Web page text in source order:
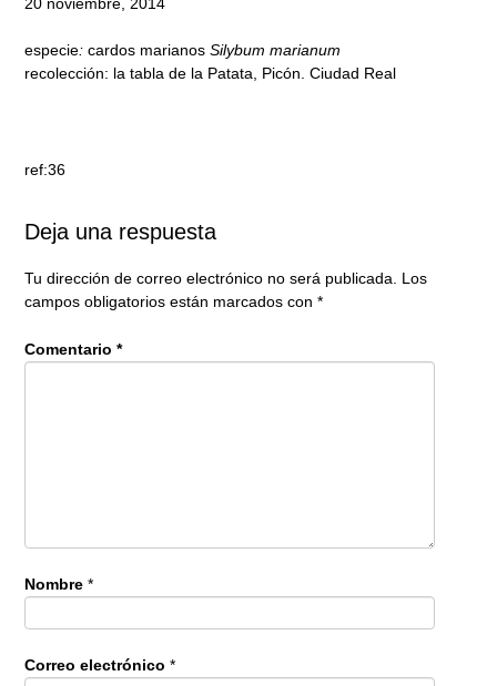
20 noviembre, 2014
especie: cardos marianos Silybum marianum
recolección: la tabla de la Patata, Picón. Ciudad Real
ref:36
Deja una respuesta
Tu dirección de correo electrónico no será publicada.
Los
campos obligatorios están marcados con *
Comentario *
Nombre *
Correo electrónico *